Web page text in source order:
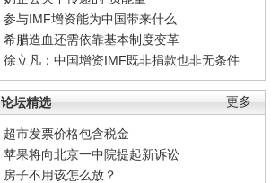
参与IMF增资能为中国带来什么
希腊造血还需依靠基本制度变革
徐立凡：中国增资IMF既非捐款也非无条件
更多
论坛精选
超市发票价格包含税金
苹果将向北京一中院提起新诉讼
房子不用该怎么放？